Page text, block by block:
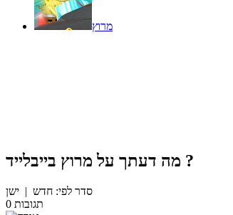
מרוץ
מה דעתך על מרוץ בייבלייד ?
סדר לפי: חדש | ישן
0 תגובות